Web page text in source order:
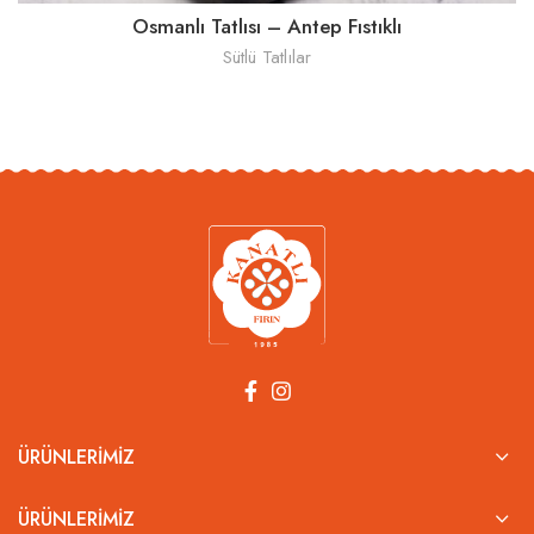
Osmanlı Tatlısı – Antep Fıstıklı
Sütlü Tatlılar
ÜRÜNLERIMIZ
ÜRÜNLERIMIZ